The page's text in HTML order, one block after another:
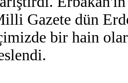
Gazete dün
bir hain